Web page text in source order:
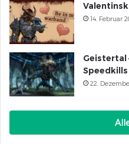
14. Februar
Geistertal
Speedkills
22.